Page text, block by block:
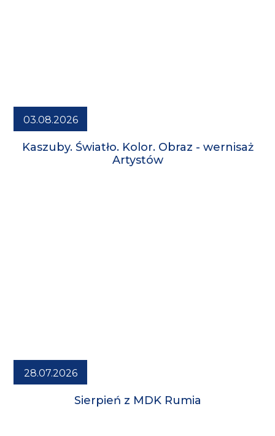
03.08.2026
Kaszuby. Światło. Kolor. Obraz - wernisaż
Artystów
28.07.2026
Sierpień z MDK Rumia